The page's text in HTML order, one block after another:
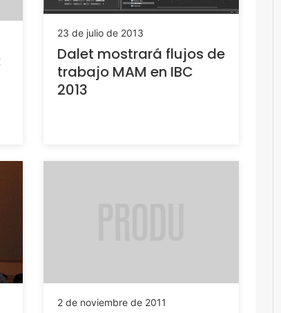
23 de julio de 2013
Dalet mostrará flujos de
trabajo MAM en IBC
2013
2 de noviembre de 2011